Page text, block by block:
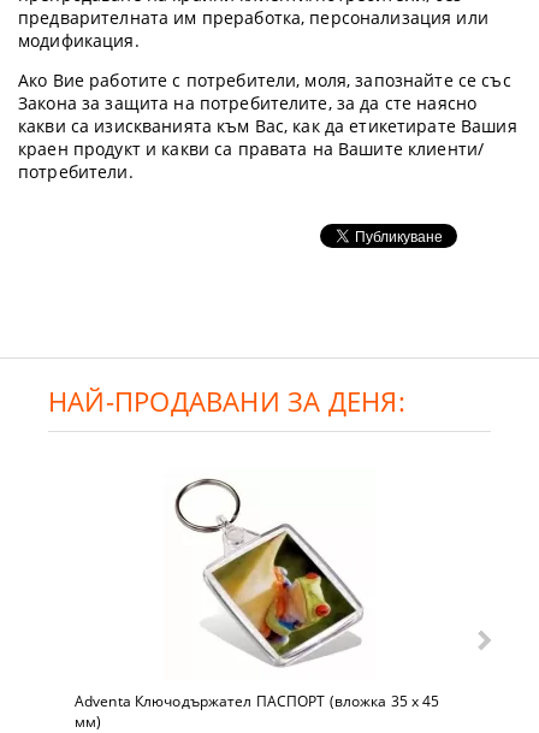
предварителната им преработка, персонализация или
модификация.
Ако Вие работите с потребители, моля, запознайте се със
Закона за защита на потребителите, за да сте наясно
какви са изискванията към Вас, как да етикетирате Вашия
краен продукт и какви са правата на Вашите клиенти/
потребители.
НАЙ-ПРОДАВАНИ ЗА ДЕНЯ:
Adventa Ключодържател ПАСПОРТ (вложка 35 x 45
мм)